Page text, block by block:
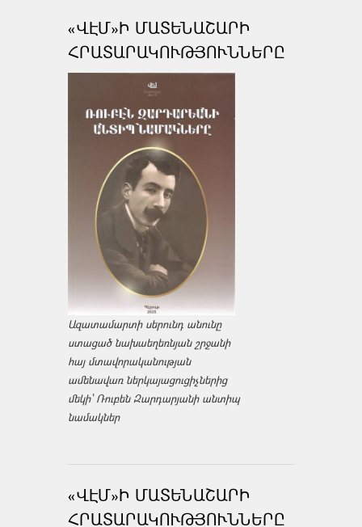
«ՎԷՄ»Ի ՄԱՏԵՆԱՇԱՐԻ
ՀՐԱՏԱՐԱԿՈՒԹՅՈՒՆՆԵՐԸ
Ազատամարտի սերունդ անունը
ստացած նախաեղեռնյան շրջանի
հայ մտավորականության
ամենավառ ներկայացուցիչներից
մեկի՝ Ռուբեն Զարդարյանի անտիպ
նամակներ
«ՎԷՄ»Ի ՄԱՏԵՆԱՇԱՐԻ
ՀՐԱՏԱՐԱԿՈՒԹՅՈՒՆՆԵՐԸ